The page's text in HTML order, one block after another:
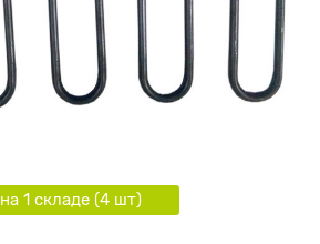
1 складe (4шт)